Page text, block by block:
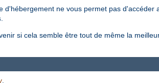
ne vous permet pas d'accéder
.
si cela semble être tout de même la